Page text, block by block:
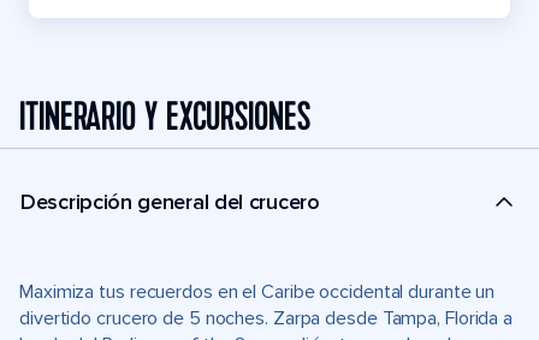
ITINERARIO Y EXCURSIONES
Descripción general del crucero
Maximiza tus recuerdos en el Caribe occidental durante un
divertido crucero de 5 noches. Zarpa desde Tampa, Florida a